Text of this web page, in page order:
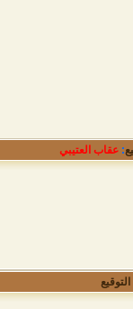
: عقاب العتيبي
التوقيع